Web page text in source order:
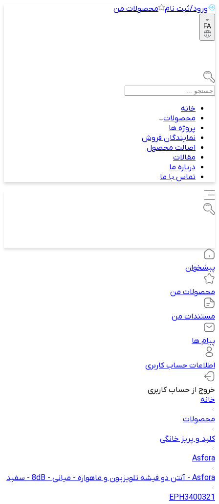
ورود/ثبت نام محصولات من
FA
خانه
محصولات
پروژه ها
نمایندگان فروش
اصالت محصول
مقالات
درباره ما
تماس با ما
پیشخوان
محصولات من
مستندات من
پیام ها
اطلاعات حساب کاربری
خروج از حساب کاربری
خانه
محصولات
کلید و پریز خانگی
Asfora
Asfora - آنتن دو فیشه تلویزیون و ماهواره - میانی - 8dB - سفید
EPH3400321